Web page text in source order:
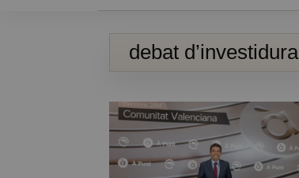
debat d’investidura